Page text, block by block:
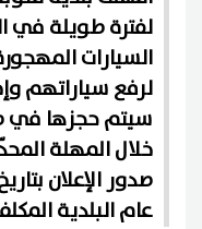
لفترة طويلة في
لرفع سياراتهم
سيتم حجزها في
خلال المهلة
عام البلدية